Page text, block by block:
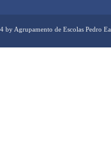
by Agrupamento de Escolas Pedro